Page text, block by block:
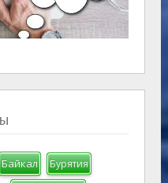
Байкал Бурятия